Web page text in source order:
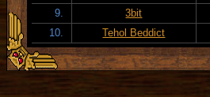
9.
3bit
10.
Tehol Beddict